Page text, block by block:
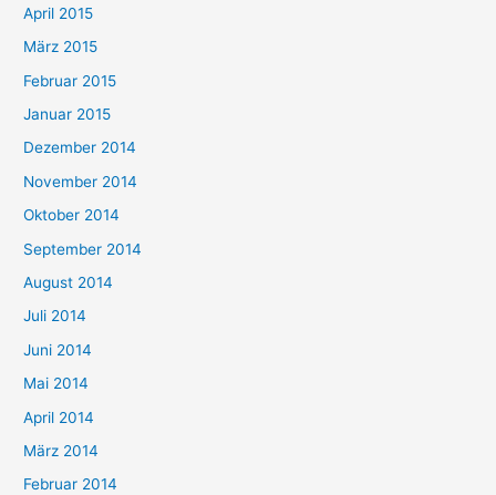
April 2015
März 2015
Februar 2015
Januar 2015
Dezember 2014
November 2014
Oktober 2014
September 2014
August 2014
Juli 2014
Juni 2014
Mai 2014
April 2014
März 2014
Februar 2014